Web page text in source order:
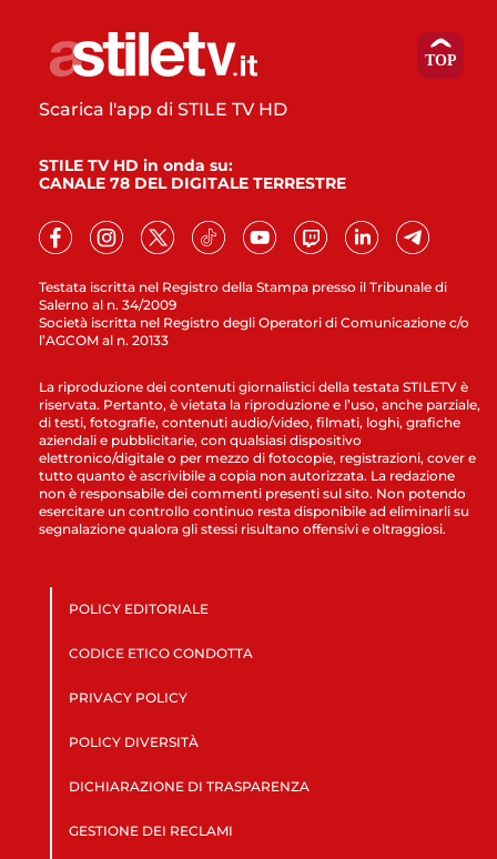
Testata iscritta nel Registro della Stampa presso il Tribunale di
Salerno al n. 34/2009
Società iscritta nel Registro degli Operatori di Comunicazione c/o
l’AGCOM al n. 20133
Scarica l'app di STILE TV HD
STILE TV HD in onda su:
CANALE 78 DEL DIGITALE TERRESTRE
La riproduzione dei contenuti giornalistici della testata STILETV è
riservata. Pertanto, è vietata la riproduzione e l’uso, anche parziale,
di testi, fotografie, contenuti audio/video, filmati, loghi, grafiche
aziendali e pubblicitarie, con qualsiasi dispositivo
elettronico/digitale o per mezzo di fotocopie, registrazioni, cover e
tutto quanto è ascrivibile a copia non autorizzata. La redazione
non è responsabile dei commenti presenti sul sito. Non potendo
esercitare un controllo continuo resta disponibile ad eliminarli su
segnalazione qualora gli stessi risultano offensivi e oltraggiosi.
POLICY EDITORIALE
CODICE ETICO CONDOTTA
PRIVACY POLICY
POLICY DIVERSITÀ
DICHIARAZIONE DI TRASPARENZA
GESTIONE DEI RECLAMI